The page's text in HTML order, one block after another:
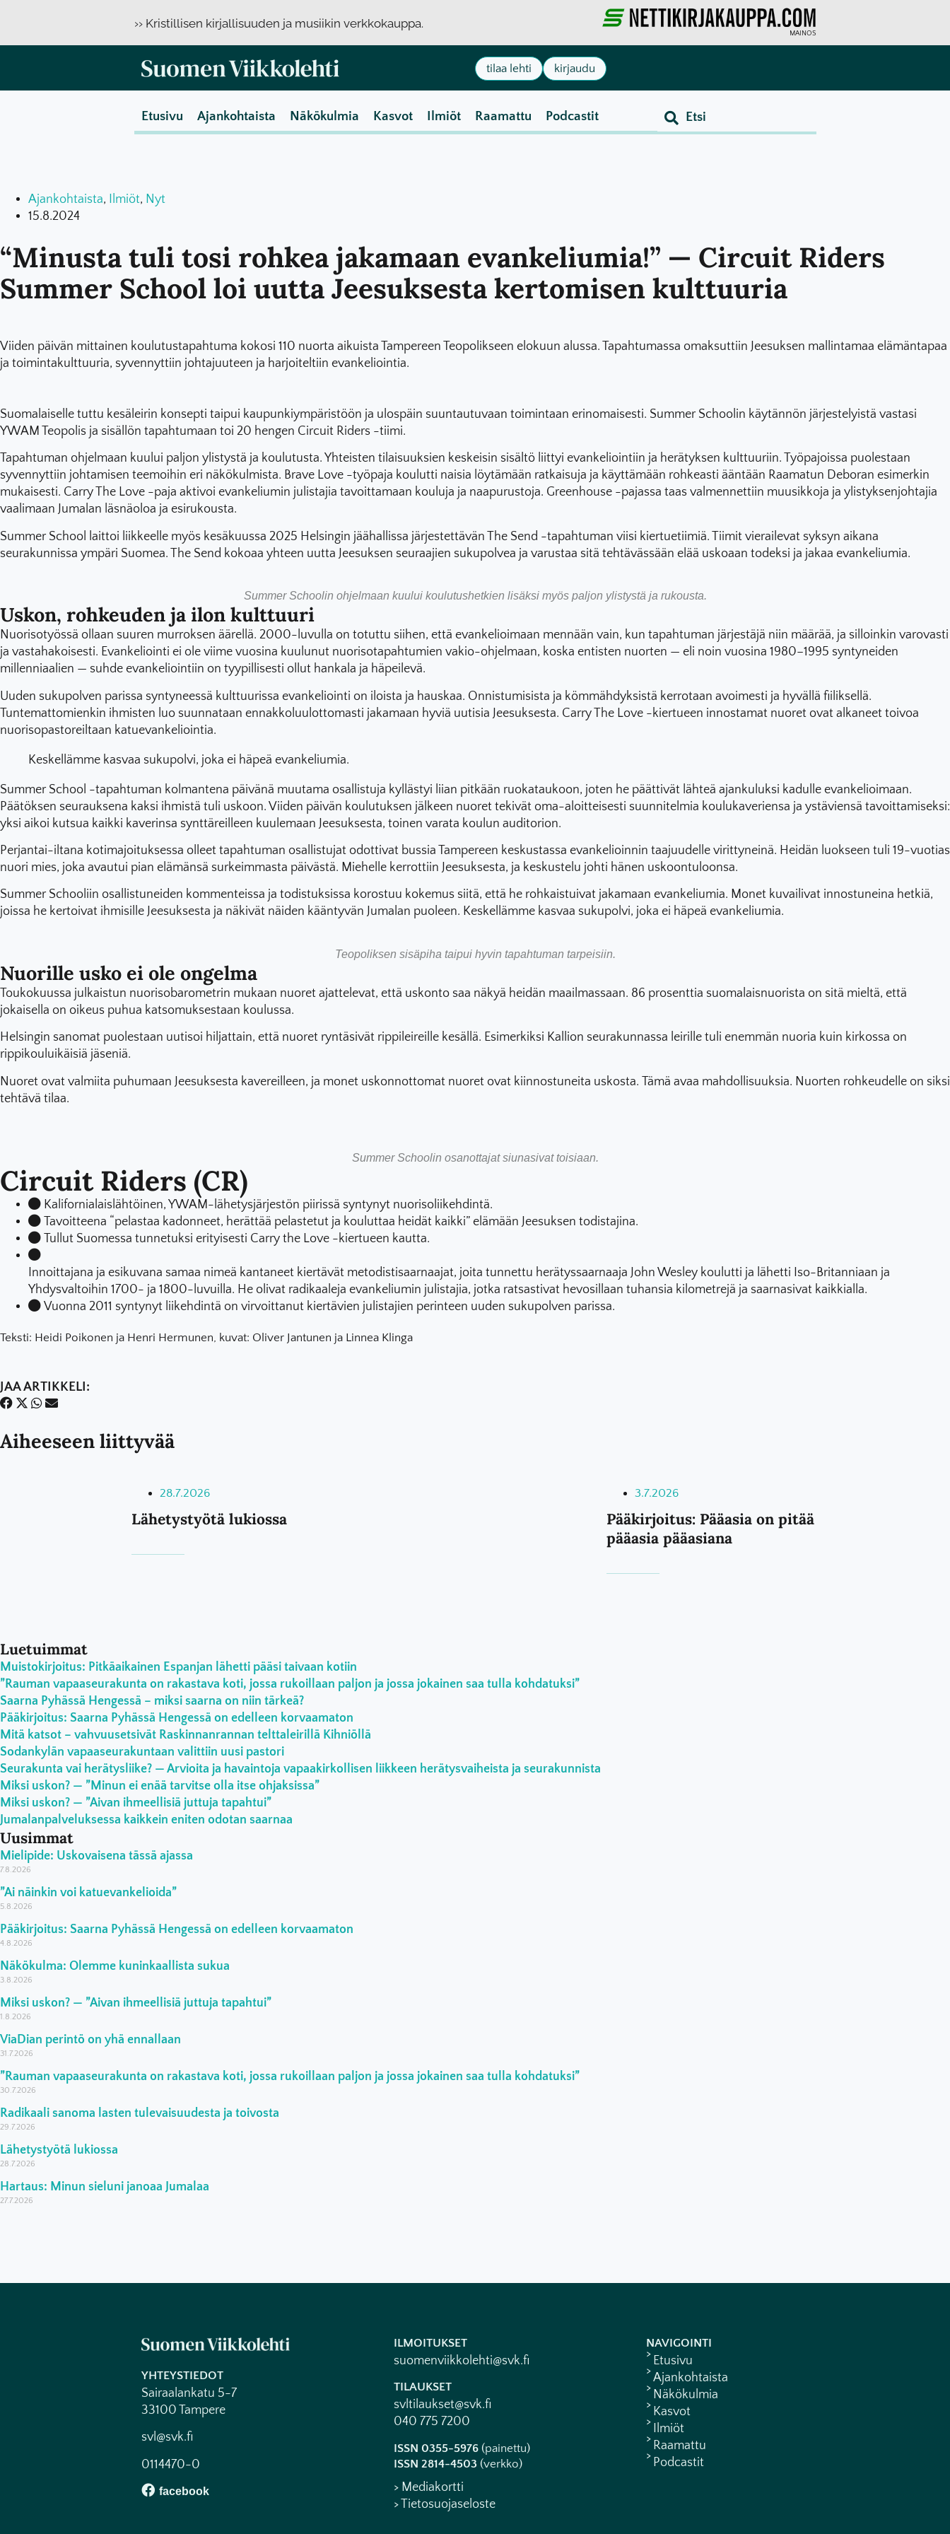
›› Kristillisen kirjallisuuden ja musiikin verkkokauppa.
MAINOS
tilaa lehti kirjaudu
Etusivu Ajankohtaista Näkökulmia Kasvot Ilmiöt Raamattu Podcastit
Ajankohtaista, Ilmiöt, Nyt
15.8.2024
“Minusta tuli tosi rohkea jakamaan evankeliumia!” — Circuit Riders
Summer School loi uutta Jeesuksesta kertomisen kulttuuria
Viiden päivän mittainen koulutustapahtuma kokosi 110 nuorta aikuista Tampereen Teopolikseen elokuun alussa. Tapahtumassa omaksuttiin Jeesuksen mallintamaa elämäntapaa
ja toimintakulttuuria, syvennyttiin johtajuuteen ja harjoiteltiin evankeliointia.
Suomalaiselle tuttu kesäleirin konsepti taipui kaupunkiympäristöön ja ulospäin suuntautuvaan toimintaan erinomaisesti. Summer Schoolin käytännön järjestelyistä vastasi
YWAM Teopolis ja sisällön tapahtumaan toi 20 hengen Circuit Riders -tiimi.
Tapahtuman ohjelmaan kuului paljon ylistystä ja koulutusta. Yhteisten tilaisuuksien keskeisin sisältö liittyi evankeliointiin ja herätyksen kulttuuriin. Työpajoissa puolestaan
syvennyttiin johtamisen teemoihin eri näkökulmista. Brave Love -työpaja koulutti naisia löytämään ratkaisuja ja käyttämään rohkeasti ääntään Raamatun Deboran esimerkin
mukaisesti. Carry The Love -paja aktivoi evankeliumin julistajia tavoittamaan kouluja ja naapurustoja. Greenhouse -pajassa taas valmennettiin muusikkoja ja ylistyksenjohtajia
vaalimaan Jumalan läsnäoloa ja esirukousta.
Summer School laittoi liikkeelle myös kesäkuussa 2025 Helsingin jäähallissa järjestettävän The Send -tapahtuman viisi kiertuetiimiä. Tiimit vierailevat syksyn aikana
seurakunnissa ympäri Suomea. The Send kokoaa yhteen uutta Jeesuksen seuraajien sukupolvea ja varustaa sitä tehtävässään elää uskoaan todeksi ja jakaa evankeliumia.
Summer Schoolin ohjelmaan kuului koulutushetkien lisäksi myös paljon ylistystä ja rukousta.
Uskon, rohkeuden ja ilon kulttuuri
Nuorisotyössä ollaan suuren murroksen äärellä. 2000-luvulla on totuttu siihen, että evankelioimaan mennään vain, kun tapahtuman järjestäjä niin määrää, ja silloinkin varovasti
ja vastahakoisesti. Evankeliointi ei ole viime vuosina kuulunut nuorisotapahtumien vakio-ohjelmaan, koska entisten nuorten — eli noin vuosina 1980–1995 syntyneiden
millenniaalien — suhde evankeliointiin on tyypillisesti ollut hankala ja häpeilevä.
Uuden sukupolven parissa syntyneessä kulttuurissa evankeliointi on iloista ja hauskaa. Onnistumisista ja kömmähdyksistä kerrotaan avoimesti ja hyvällä fiiliksellä.
Tuntemattomienkin ihmisten luo suunnataan ennakkoluulottomasti jakamaan hyviä uutisia Jeesuksesta. Carry The Love -kiertueen innostamat nuoret ovat alkaneet toivoa
nuorisopastoreiltaan katuevankeliointia.
Keskellämme kasvaa sukupolvi, joka ei häpeä evankeliumia.
Summer School -tapahtuman kolmantena päivänä muutama osallistuja kyllästyi liian pitkään ruokataukoon, joten he päättivät lähteä ajankuluksi kadulle evankelioimaan.
Päätöksen seurauksena kaksi ihmistä tuli uskoon. Viiden päivän koulutuksen jälkeen nuoret tekivät oma-aloitteisesti suunnitelmia koulukaveriensa ja ystäviensä tavoittamiseksi:
yksi aikoi kutsua kaikki kaverinsa synttäreilleen kuulemaan Jeesuksesta, toinen varata koulun auditorion.
Perjantai-iltana kotimajoituksessa olleet tapahtuman osallistujat odottivat bussia Tampereen keskustassa evankelioinnin taajuudelle virittyneinä. Heidän luokseen tuli 19-vuotias
nuori mies, joka avautui pian elämänsä surkeimmasta päivästä. Miehelle kerrottiin Jeesuksesta, ja keskustelu johti hänen uskoontuloonsa.
Summer Schooliin osallistuneiden kommenteissa ja todistuksissa korostuu kokemus siitä, että he rohkaistuivat jakamaan evankeliumia. Monet kuvailivat innostuneina hetkiä,
joissa he kertoivat ihmisille Jeesuksesta ja näkivät näiden kääntyvän Jumalan puoleen. Keskellämme kasvaa sukupolvi, joka ei häpeä evankeliumia.
Teopoliksen sisäpiha taipui hyvin tapahtuman tarpeisiin.
Nuorille usko ei ole ongelma
Toukokuussa julkaistun nuorisobarometrin mukaan nuoret ajattelevat, että uskonto saa näkyä heidän maailmassaan. 86 prosenttia suomalaisnuorista on sitä mieltä, että
jokaisella on oikeus puhua katsomuksestaan koulussa.
Helsingin sanomat puolestaan uutisoi hiljattain, että nuoret ryntäsivät rippileireille kesällä. Esimerkiksi Kallion seurakunnassa leirille tuli enemmän nuoria kuin kirkossa on
rippikouluikäisiä jäseniä.
Nuoret ovat valmiita puhumaan Jeesuksesta kavereilleen, ja monet uskonnottomat nuoret ovat kiinnostuneita uskosta. Tämä avaa mahdollisuuksia. Nuorten rohkeudelle on siksi
tehtävä tilaa.
Summer Schoolin osanottajat siunasivat toisiaan.
Circuit Riders (CR)
Kalifornialaislähtöinen, YWAM-lähetysjärjestön piirissä syntynyt nuorisoliikehdintä.
Tavoitteena “pelastaa kadonneet, herättää pelastetut ja kouluttaa heidät kaikki” elämään Jeesuksen todistajina.
Tullut Suomessa tunnetuksi erityisesti Carry the Love -kiertueen kautta.
Innoittajana ja esikuvana samaa nimeä kantaneet kiertävät metodistisaarnaajat, joita tunnettu herätyssaarnaaja John Wesley koulutti ja lähetti Iso-Britanniaan ja
Yhdysvaltoihin 1700- ja 1800-luvuilla. He olivat radikaaleja evankeliumin julistajia, jotka ratsastivat hevosillaan tuhansia kilometrejä ja saarnasivat kaikkialla.
Vuonna 2011 syntynyt liikehdintä on virvoittanut kiertävien julistajien perinteen uuden sukupolven parissa.
Teksti: Heidi Poikonen ja Henri Hermunen, kuvat: Oliver Jantunen ja Linnea Klinga
JAA ARTIKKELI:
Aiheeseen liittyvää
28.7.2026
Lähetystyötä lukiossa
3.7.2026
Pääkirjoitus: Pääasia on pitää
pääasia pääasiana
Luetuimmat
Muistokirjoitus: Pitkäaikainen Espanjan lähetti pääsi taivaan kotiin
”Rauman vapaaseurakunta on rakastava koti, jossa rukoillaan paljon ja jossa jokainen saa tulla kohdatuksi”
Saarna Pyhässä Hengessä – miksi saarna on niin tärkeä?
Pääkirjoitus: Saarna Pyhässä Hengessä on edelleen korvaamaton
Mitä katsot – vahvuusetsivät Raskinnanrannan telttaleirillä Kihniöllä
Sodankylän vapaaseurakuntaan valittiin uusi pastori
Seurakunta vai herätysliike? — Arvioita ja havaintoja vapaakirkollisen liikkeen herätysvaiheista ja seurakunnista
Miksi uskon? — ”Minun ei enää tarvitse olla itse ohjaksissa”
Miksi uskon? — ”Aivan ihmeellisiä juttuja tapahtui”
Jumalanpalveluksessa kaikkein eniten odotan saarnaa
Uusimmat
Mielipide: Uskovaisena tässä ajassa
7.8.2026
”Ai näinkin voi katuevankelioida”
5.8.2026
Pääkirjoitus: Saarna Pyhässä Hengessä on edelleen korvaamaton
4.8.2026
Näkökulma: Olemme kuninkaallista sukua
3.8.2026
Miksi uskon? — ”Aivan ihmeellisiä juttuja tapahtui”
1.8.2026
ViaDian perintö on yhä ennallaan
31.7.2026
”Rauman vapaaseurakunta on rakastava koti, jossa rukoillaan paljon ja jossa jokainen saa tulla kohdatuksi”
30.7.2026
Radikaali sanoma lasten tulevaisuudesta ja toivosta
29.7.2026
Lähetystyötä lukiossa
28.7.2026
Hartaus: Minun sieluni janoaa Jumalaa
27.7.2026
YHTEYSTIEDOT
Sairaalankatu 5-7
33100 Tampere
svl@svk.fi
0114470-0
ILMOITUKSET
suomenviikkolehti@svk.fi
TILAUKSET
svltilaukset@svk.fi
040 775 7200
ISSN 0355-5976(painettu)
ISSN 2814-4503 (verkko)
> Mediakortti
> Tietosuojaseloste
NAVIGOINTI
Etusivu
Ajankohtaista
Näkökulmia
Kasvot
Ilmiöt
Raamattu
Podcastit